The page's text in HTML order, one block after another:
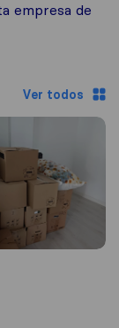
empresa de
Ver todos